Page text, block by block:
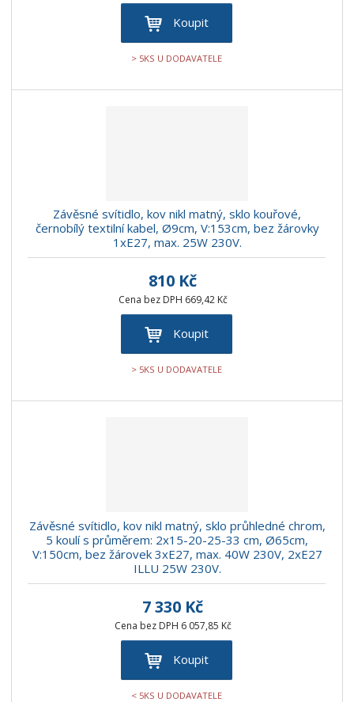
Koupit
> 5KS U DODAVATELE
Závěsné svítidlo, kov nikl matný, sklo kouřové,
černobílý textilní kabel, Ø9cm, V:153cm, bez žárovky
1xE27, max. 25W 230V.
810 Kč
Cena bez DPH 669,42 Kč
Koupit
> 5KS U DODAVATELE
Závěsné svítidlo, kov nikl matný, sklo průhledné chrom,
5 koulí s průměrem: 2x15-20-25-33 cm, Ø65cm,
V:150cm, bez žárovek 3xE27, max. 40W 230V, 2xE27
ILLU 25W 230V.
7 330 Kč
Cena bez DPH 6 057,85 Kč
Koupit
< 5KS U DODAVATELE